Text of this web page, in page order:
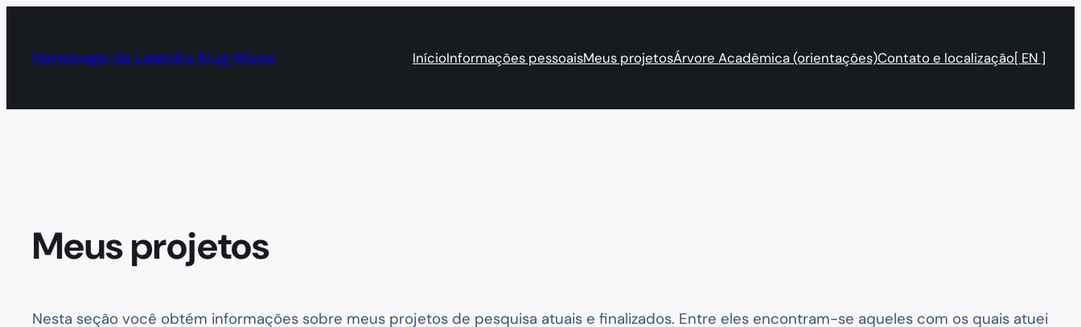
Homepage de Leandro Krug Wives InícioInformações pessoaisMeus projetosÁrvore Acadêmica (orientações)Contato e localização[ EN ]
Meus projetos
Nesta seção você obtém informações sobre meus projetos de pesquisa atuais e finalizados. Entre eles encontram-se aqueles com os quais atuei